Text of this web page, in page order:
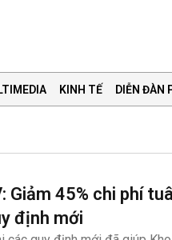
KINH TẾ DIỄN ĐÀN
Giảm 45% chi phí
định mới